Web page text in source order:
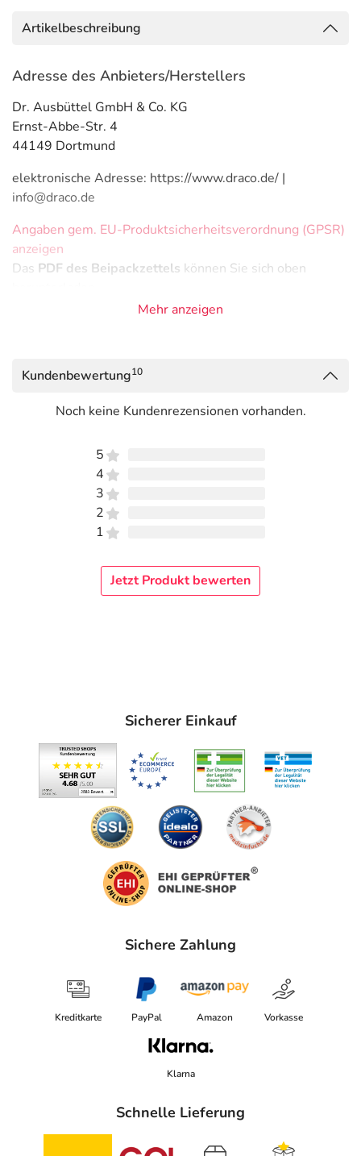
Artikelbeschreibung
Adresse des Anbieters/Herstellers
Dr. Ausbüttel GmbH & Co. KG
Ernst-Abbe-Str. 4
44149 Dortmund
elektronische Adresse: https://www.draco.de/ |
info@draco.de
Angaben gem. EU-Produktsicherheitsverordnung (GPSR)
anzeigen
Das PDF des Beipackzettels können Sie sich oben
Mehr anzeigen
Kundenbewertung10
Noch keine Kundenrezensionen vorhanden.
5
4
3
2
1
Jetzt Produkt bewerten
Sicherer Einkauf
Sichere Zahlung
Kreditkarte PayPal Amazon Vorkasse
Klarna
Schnelle Lieferung